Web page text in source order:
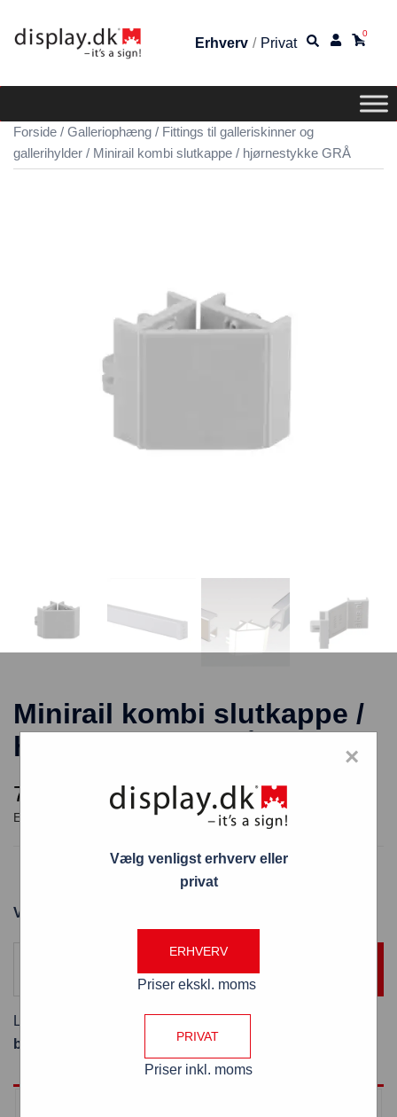
Erhverv / Privat
0
Forside / Galleriophæng / Fittings til galleriskinner og
gallerihylder / Minirail kombi slutkappe / hjørnestykke GRÅ
Minirail kombi slutkappe /
hjørnestykke GRÅ
7,65
Minirail kombi slutkappe / hjørnestykke GRÅ
Varenummer: RY30200
Levering:
bestilling inden kl. 13:00
Vælg venligst erhverv eller
privat
ERHVERV
Priser ekskl. moms
PRIVAT
Priser inkl. moms
×